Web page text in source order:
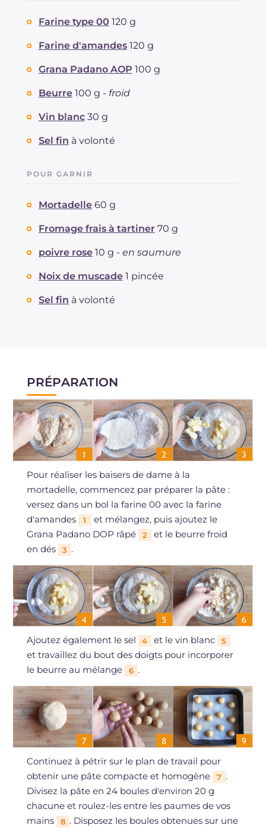
Farine type 00 120 g
Farine d'amandes 120 g
Grana Padano AOP 100 g
Beurre 100 g - froid
Vin blanc 30 g
Sel fin à volonté
POUR GARNIR
Mortadelle 60 g
Fromage frais à tartiner 70 g
poivre rose 10 g - en saumure
Noix de muscade 1 pincée
Sel fin à volonté
PRÉPARATION
Pour réaliser les baisers de dame à la
mortadelle, commencez par préparer la pâte :
versez dans un bol la farine 00 avec la farine
d'amandes
1
et mélangez, puis ajoutez le
Grana Padano DOP râpé
2
et le beurre froid
en dés
3 .
Ajoutez également le sel 4 et le vin blanc 5
et travaillez du bout des doigts pour incorporer
le beurre au mélange
6 .
Continuez à pétrir sur le plan de travail pour
obtenir une pâte compacte et homogène
7 .
Divisez la pâte en 24 boules d'environ 20 g
chacune et roulez-les entre les paumes de vos
mains
8 . Disposez les boules obtenues sur une